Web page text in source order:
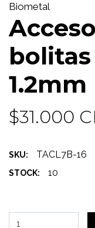
Biometal
bolitas
1.2mm
$31.000
SKU: TACL7B-16
STOCK: 10